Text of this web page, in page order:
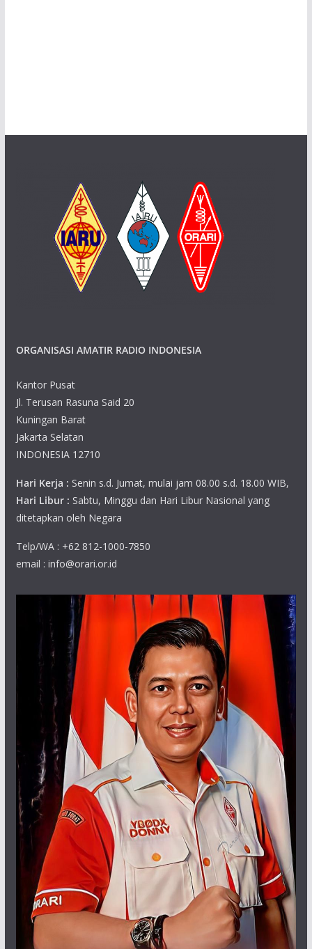
ORGANISASI AMATIR RADIO INDONESIA
Kantor Pusat
Jl. Terusan Rasuna Said 20
Kuningan Barat
Jakarta Selatan
INDONESIA 12710
Hari Kerja : Senin s.d. Jumat, mulai jam 08.00 s.d. 18.00 WIB,
Hari Libur : Sabtu, Minggu dan Hari Libur Nasional yang
ditetapkan oleh Negara
Telp/WA : +62 812-1000-7850
email : info@orari.or.id